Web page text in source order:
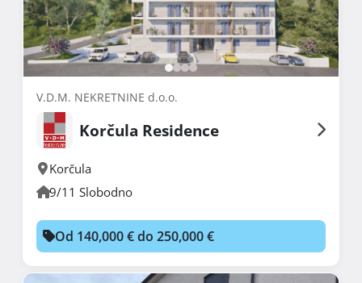
V.D.M. NEKRETNINE d.o.o.
Korčula Residence
Korčula
9/11 Slobodno
Od 140,000 € do 250,000 €